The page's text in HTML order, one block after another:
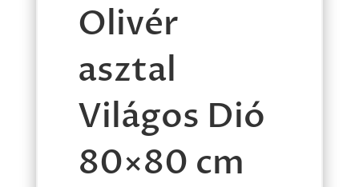
Olivér
asztal
Világos Dió
80×80 cm